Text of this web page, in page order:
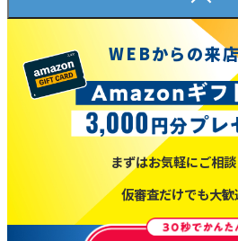
WEBからの来
まずはお気軽にご相談
仮審査だけでも大歓